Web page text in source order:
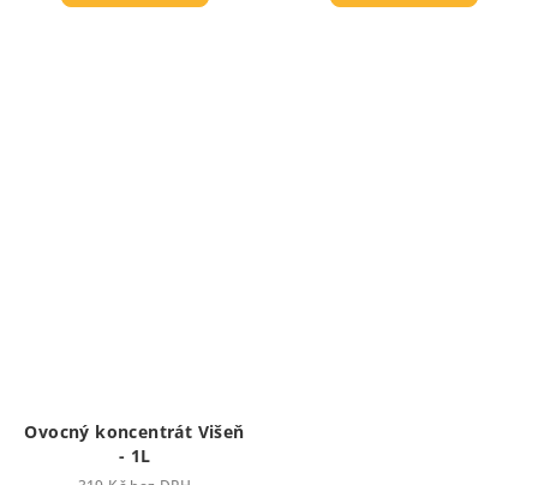
Ovocný koncentrát Višeň
- 1L